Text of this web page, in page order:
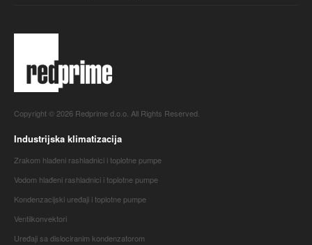
Copyright © 2026 Redprime d.o.o. All Rights Reserved.
Industrijska klimatizacija
Zrakom hlađeni rashladnici i toplotne pumpe
Vodom hlađeni rashladnici i toplotne pumpe
Kondenzacijski uređaji i toplotne pumpe
Ventilkonvektori
Uređaji sa dislociranim kondenzatorom